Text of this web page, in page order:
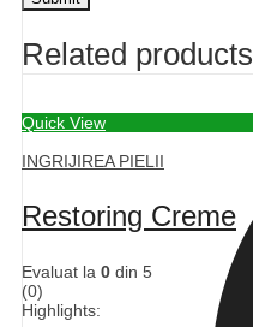
Related products
Quick View
INGRIJIREA PIELII
Restoring Creme
Evaluat la 0 din 5
(0)
Highlights: